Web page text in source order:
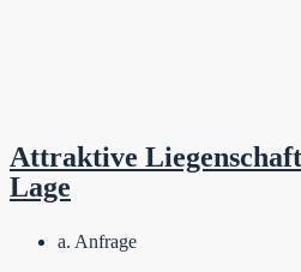
Attraktive
Lage
a. Anfrage